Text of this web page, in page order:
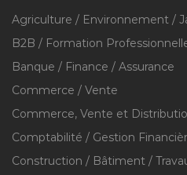
Agriculture / Environnement /
B2B / Formation
Banque / Finance / Assurance
Commerce / Vente
Commerce, Vente et
Comptabilité / Gestion
Construction / Bâtiment /